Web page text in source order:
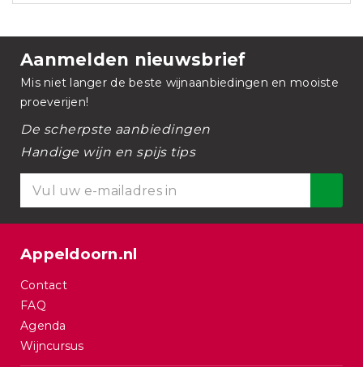
Aanmelden nieuwsbrief
Mis niet langer de beste wijnaanbiedingen en mooiste
proeverijen!
De scherpste aanbiedingen
Handige wijn en spijs tips
Appeldoorn.nl
Contact
FAQ
Agenda
Wijncursus